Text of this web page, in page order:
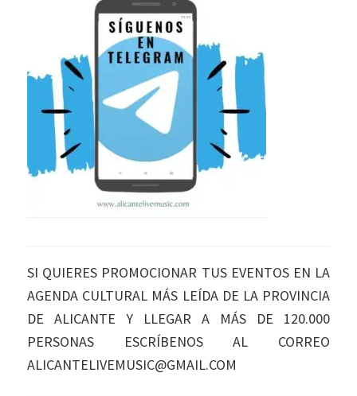
SI QUIERES PROMOCIONAR TUS EVENTOS EN LA
AGENDA CULTURAL MÁS LEÍDA DE LA PROVINCIA
DE ALICANTE Y LLEGAR A MÁS DE 120.000
PERSONAS ESCRÍBENOS AL CORREO
ALICANTELIVEMUSIC@GMAIL.COM